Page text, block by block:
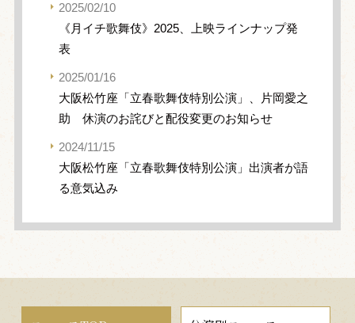
2025/02/10
《月イチ歌舞伎》2025、上映ラインナップ発
表
2025/01/16
大阪松竹座「立春歌舞伎特別公演」、片岡愛之
助 休演のお詫びと配役変更のお知らせ
2024/11/15
大阪松竹座「立春歌舞伎特別公演」出演者が語
る意気込み